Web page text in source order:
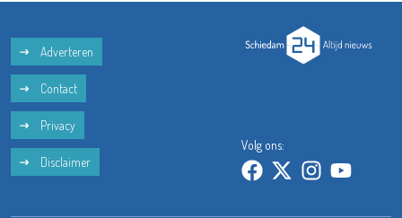
Adverteren
Contact
Privacy
Disclaimer
Volg ons: